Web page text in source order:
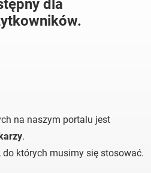
dla
na naszym portalu jest
.
których musimy się stosować.